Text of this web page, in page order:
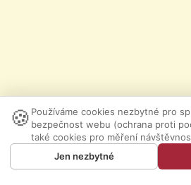
🍪 Používáme cookies nezbytné pro
bezpečnost webu (ochrana proti
také cookies pro měření
Jen nezbytné